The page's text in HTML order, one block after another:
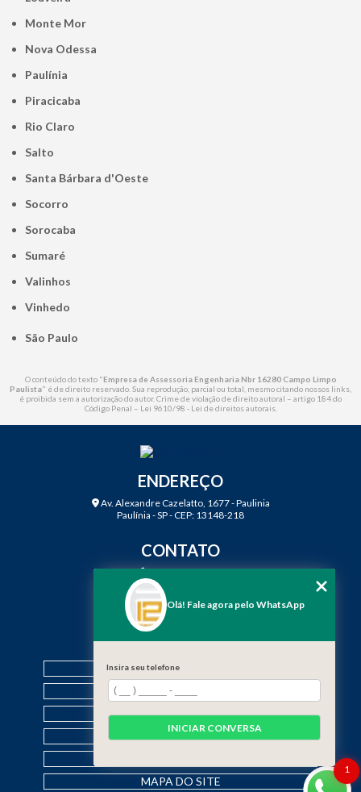
Monte Mor
Nova Odessa
Paulínia
Piracicaba
Rio Claro
Salto
Santa Bárbara d'Oeste
Socorro
Sorocaba
Sumaré
Valinhos
Vinhedo
São Paulo
O conteúdo do texto "Empresa de Assessoria Engenharia Nbr 16280 Campo Limpo
Paulista" é de direito reservado. Sua reprodução, parcial ou total, mesmo citando nossos links,
é proibida sem a autorização do autor. Crime de violação de direito autoral – artigo 184 do
Código Penal – Lei 9610/98 - Lei de direitos autorais.
ENDEREÇO
Av. Alexandre Cazelatto, 1677 - Paulinia
Paulínia - SP - CEP: 13148-218
CONTATO
(19) 3888-2923
(19) 99968-7979
contato@f12engenharia.com.br
MENU
HOME
QUEM SOMOS
SERVIÇOS
CONTATO
MAPA DO SITE
1
Olá! Fale agora pelo WhatsApp
Insira seu telefone
INICIAR CONVERSA